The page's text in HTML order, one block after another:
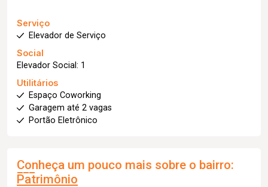
Serviço
Elevador de Serviço
Social
Elevador Social: 1
Utilitários
Espaço Coworking
Garagem até 2 vagas
Portão Eletrônico
Conheça um pouco mais sobre o bairro:
Patrimônio